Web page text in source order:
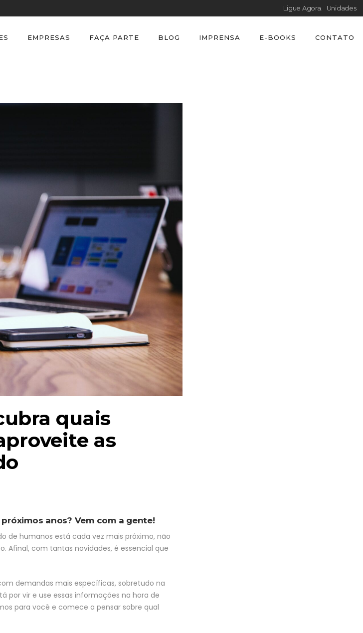
Ligue Agora. Unidades
EMPRESAS FAÇA PARTE BLOG IMPRENSA E-BOOKS CONTATO
quais
as
anos? Vem com a gente!
de humanos está cada vez mais próximo, não
Afinal, com tantas novidades, é essencial que
demandas mais específicas, sobretudo na
por vir e use essas informações na hora de
para você e comece a pensar sobre qual